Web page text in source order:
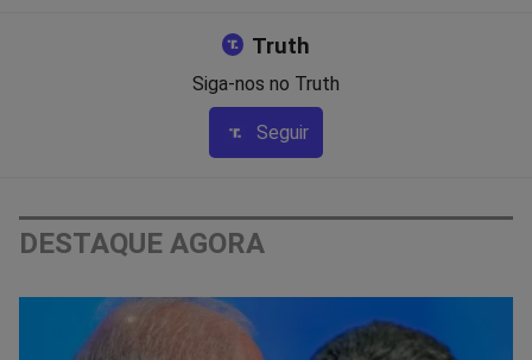
Truth
Siga-nos no Truth
Seguir
DESTAQUE AGORA